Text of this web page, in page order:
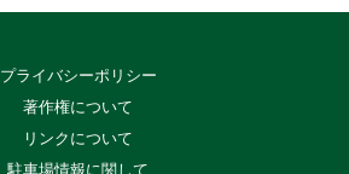
プライバシーポリシー
著作権について
リンクについて
駐車場情報に関して